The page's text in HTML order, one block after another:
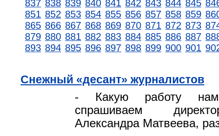
837 838 839 840 841 842 843 844 845
851 852 853 854 855 856 857 858 859
865 866 867 868 869 870 871 872 873
879 880 881 882 883 884 885 886 887
893 894 895 896 897 898 899 900 901
Снежный «десант» журналистов
- Какую работу
спрашиваем
Александра Матвеева,